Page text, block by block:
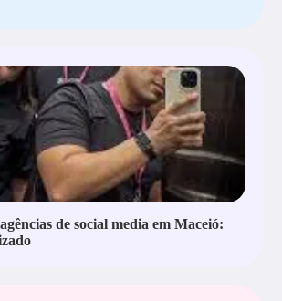
de social media em Maceió: